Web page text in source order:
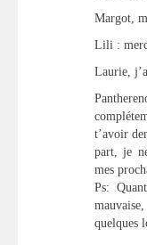
Margot,
Lili :
Laurie,
t’avoir
part, je
mes
Ps:
quelques